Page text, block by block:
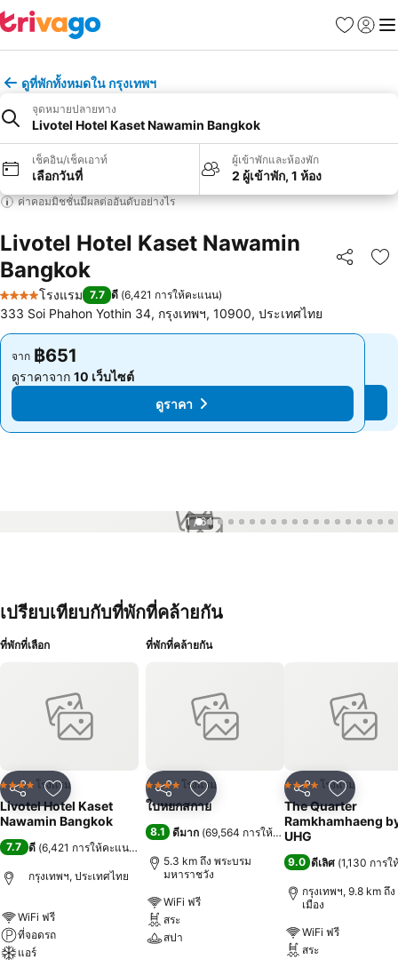
รายการโป
เข้าสู่ร
เมนู
ดูที่พักทั้งหมดใน กรุงเทพฯ
จุดหมายปลายทาง
Livotel Hotel Kaset Nawamin Bangkok
เช็คอิน/เช็คเอาท์
เลือกวันที่
ผู้เข้าพักและห้องพัก
2 ผู้เข้าพัก, 1 ห้อง
ค่าคอมมิชชั่นมีผลต่ออันดับอย่างไร
Livotel Hotel Kaset Nawamin
Bangkok
แชร์ เ
4 ดาว
โรงแรม 7.7 ดี (6,421 การให้คะแนน)
333 Soi Phahon Yothin 34, กรุงเทพฯ, 10900, ประเทศไทย
จาก ฿651
ดูราคาจาก 10 เว็บไซต์
ดูราคา
จาก ฿651
ดูราคาจาก 10 เว็บไซต์
ดูราคา
1 / 64
เปรียบเทียบกับที่พักที่คล้ายกัน
ที่พักที่เลือก
แชร์ เพิ่มในรายการโปรด
4 ดาว โรงแรม
Livotel Hotel Kaset
Nawamin Bangkok
7.7 ดี (6,421 การให้คะแนน)
กรุงเทพฯ, ประเทศไทย
WiFi ฟรี
ที่จอดรถ
แอร์
ที่พักที่คล้ายกัน
แชร์ เพิ่มในรายการโปรด
4 ดาว โรงแรม
ใบหยกสกาย
8.1 ดีมาก (69,564 การให้คะแนน)
5.3 km ถึง พระบรม
มหาราชวัง
WiFi ฟรี
สระ
สปา
แชร์ เพิ่มในรา
4 ดาว โรงแรม
The Quarter
Ramkhamhaeng
UHG
9.0 ดีเลิศ (1,130 การ
กรุงเทพฯ, 9.8 km ถึ
เมือง
WiFi ฟรี
สระ